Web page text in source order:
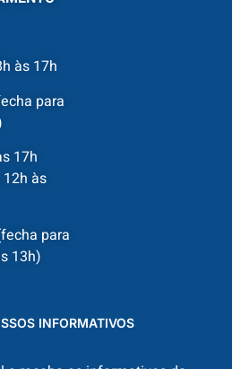
às 17h
para
17h
às
para
13h)
INFORMATIVOS